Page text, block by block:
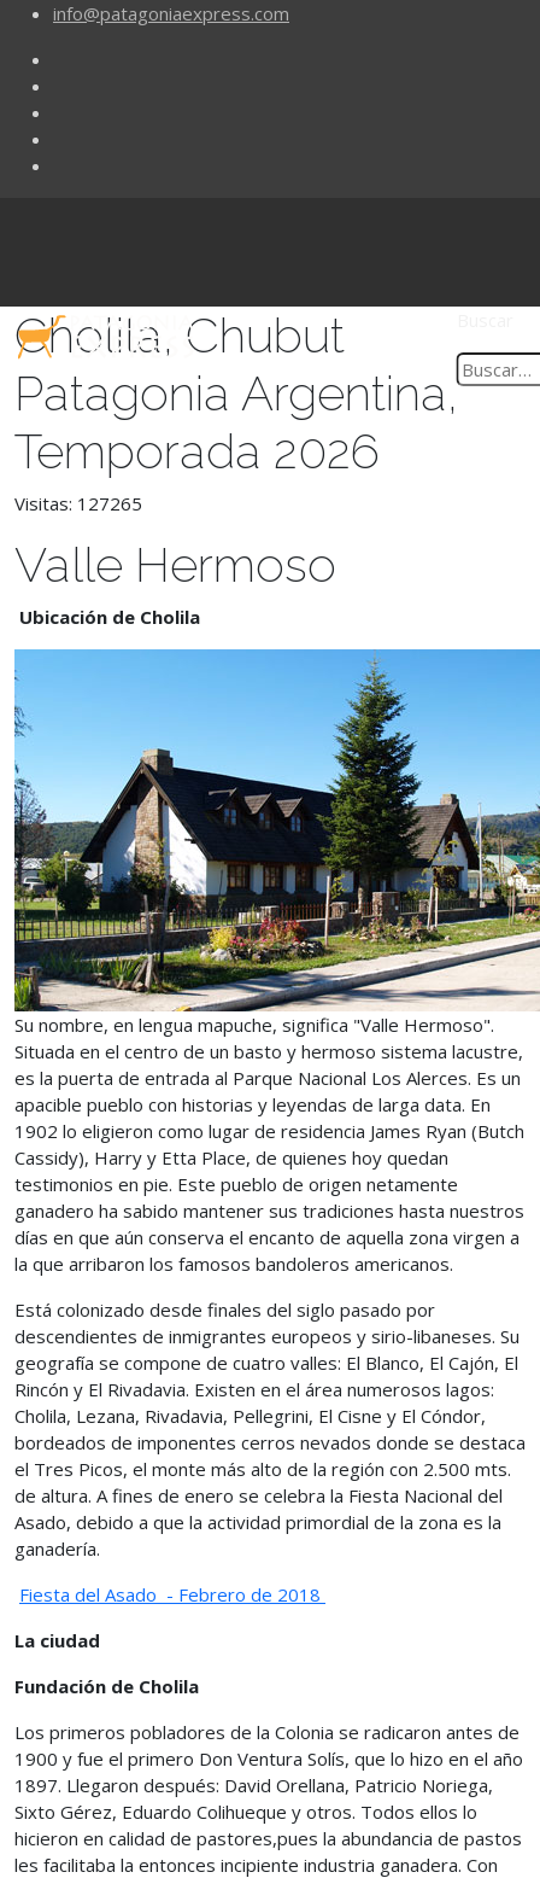
info@patagoniaexpress.com
Cholila, Chubut
Patagonia Argentina,
Temporada 2026
Visitas: 127265
Valle Hermoso
Ubicación de Cholila
Su nombre, en lengua mapuche, significa "Valle Hermoso".
Situada en el centro de un basto y hermoso sistema lacustre,
es la puerta de entrada al Parque Nacional Los Alerces. Es un
apacible pueblo con historias y leyendas de larga data. En
1902 lo eligieron como lugar de residencia James Ryan (Butch
Cassidy), Harry y Etta Place, de quienes hoy quedan
testimonios en pie. Este pueblo de origen netamente
ganadero ha sabido mantener sus tradiciones hasta nuestros
días en que aún conserva el encanto de aquella zona virgen a
la que arribaron los famosos bandoleros americanos.
Está colonizado desde finales del siglo pasado por
descendientes de inmigrantes europeos y sirio-libaneses. Su
geografía se compone de cuatro valles: El Blanco, El Cajón, El
Rincón y El Rivadavia. Existen en el área numerosos lagos:
Cholila, Lezana, Rivadavia, Pellegrini, El Cisne y El Cóndor,
bordeados de imponentes cerros nevados donde se destaca
el Tres Picos, el monte más alto de la región con 2.500 mts.
de altura. A fines de enero se celebra la Fiesta Nacional del
Asado, debido a que la actividad primordial de la zona es la
ganadería.
Fiesta del Asado - Febrero de 2018
La ciudad
Fundación de Cholila
Los primeros pobladores de la Colonia se radicaron antes de
1900 y fue el primero Don Ventura Solís, que lo hizo en el año
1897. Llegaron después: David Orellana, Patricio Noriega,
Sixto Gérez, Eduardo Colihueque y otros. Todos ellos lo
hicieron en calidad de pastores,pues la abundancia de pastos
les facilitaba la entonces incipiente industria ganadera. Con